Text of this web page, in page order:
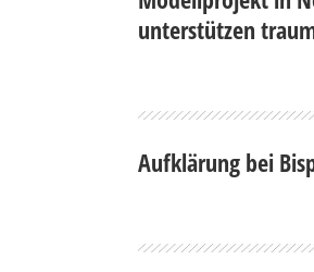
unterstützen
Aufklärung bei